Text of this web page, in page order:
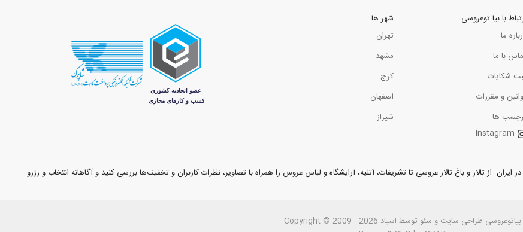
با بیا توعروسی
ما
با ما
شکایات
و مقررات
ها
Instagram
شهر ها
تهران
مشهد
کرج
اصفهان
شیراز
از تالار و باغ تالار عروسی تا تشریفات، آتلیه، آرایشگاه و لباس عروس را همراه با تصاویر، نظرات کاربران و تخفیف‌ها بررسی کنید و آگاهانه انتخاب و رزرو
بیاتوعروسی Copyright © 2009 - 2026 طراحی سايت و سئو توسط اسپاد